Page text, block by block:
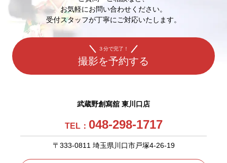
お気軽にお問い合わせください。
受付スタッフが丁寧にご対応いたします。
３分で完了！
撮影を予約する
武蔵野創寫舘 東川口店
TEL： 048-298-1717
〒333-0811 埼玉県川口市戸塚4-26-19